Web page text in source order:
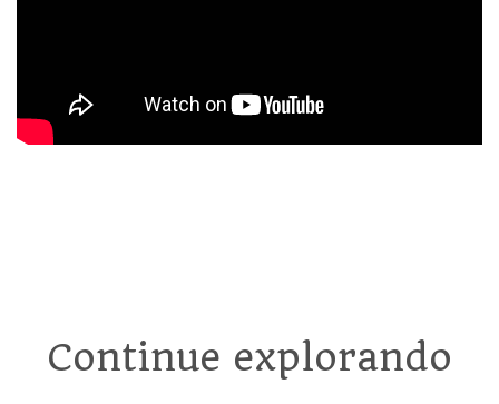
Continue explorando